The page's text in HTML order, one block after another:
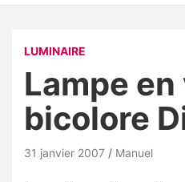
LUMINAIRE
Lampe
bicolore
31 janvier 2007 Manuel